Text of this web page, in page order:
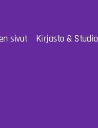
sivut Kirjasto & Studio